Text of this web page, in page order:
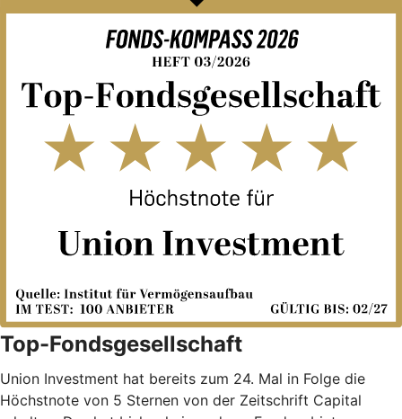
Top-Fondsgesellschaft
Union Investment hat bereits zum 24. Mal in Folge die
Höchstnote von 5 Sternen von der Zeitschrift Capital